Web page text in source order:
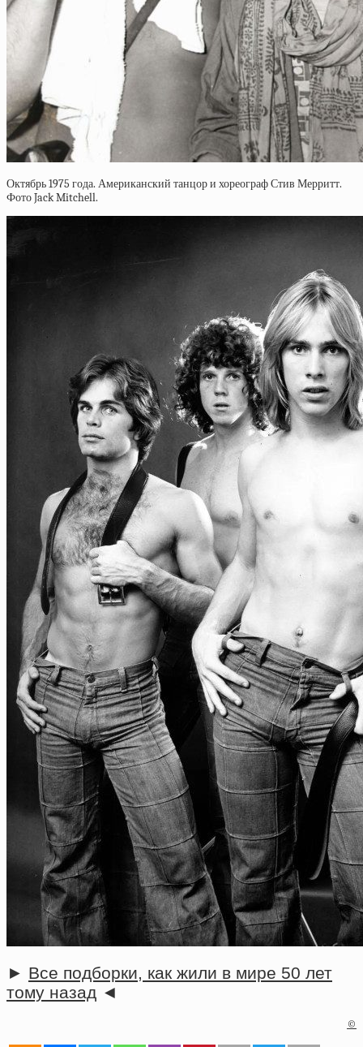
Октябрь 1975 года. Американский танцор и хореограф Стив Мерритт.
Фото Jack Mitchell.
► Все подборки, как жили в мире 50 лет
тому назад ◄
©